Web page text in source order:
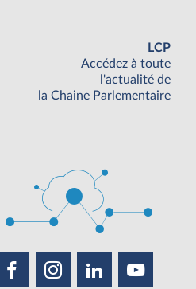
LCP
Accédez à toute
l'actualité de
la Chaine Parlementaire